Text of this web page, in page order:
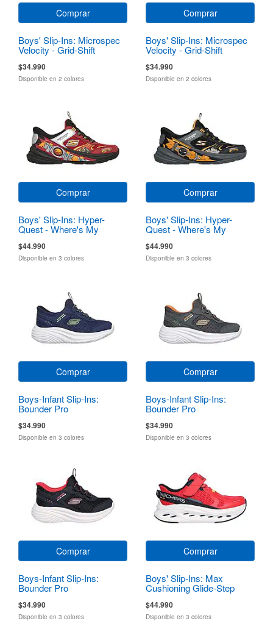
Comprar
Boys' Slip-Ins: Microspec
Velocity - Grid-Shift
$34.990
Disponible en 2 colores
Comprar
Boys' Slip-Ins: Microspec
Velocity - Grid-Shift
$34.990
Disponible en 2 colores
Comprar
Boys' Slip-Ins: Hyper-
Quest - Where's My
$44.990
Disponible en 3 colores
Comprar
Boys' Slip-Ins: Hyper-
Quest - Where's My
$44.990
Disponible en 3 colores
Comprar
Boys-Infant Slip-Ins:
Bounder Pro
$34.990
Disponible en 3 colores
Comprar
Boys-Infant Slip-Ins:
Bounder Pro
$34.990
Disponible en 3 colores
Comprar
Boys-Infant Slip-Ins:
Bounder Pro
$34.990
Disponible en 3 colores
Comprar
Boys' Slip-Ins: Max
Cushioning Glide-Step
$44.990
Disponible en 3 colores